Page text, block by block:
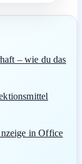
– wie du das
in Office